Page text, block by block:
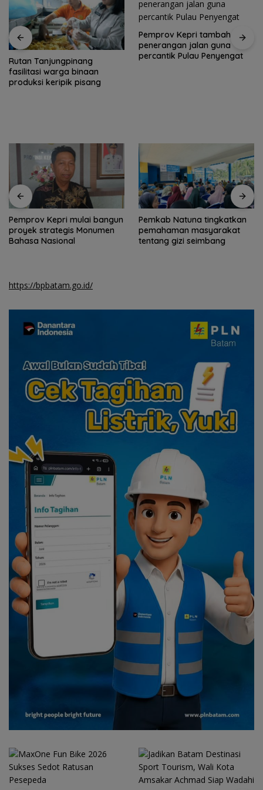
Rutan Tanjungpinang
fasilitasi warga binaan
produksi keripik pisang
Pemprov Kepri tambah
penerangan jalan guna
percantik Pulau Penyengat
Pemprov Kepri mulai bangun
proyek strategis Monumen
Bahasa Nasional
Pemkab Natuna tingkatkan
pemahaman masyarakat
tentang gizi seimbang
https://bpbatam.go.id/